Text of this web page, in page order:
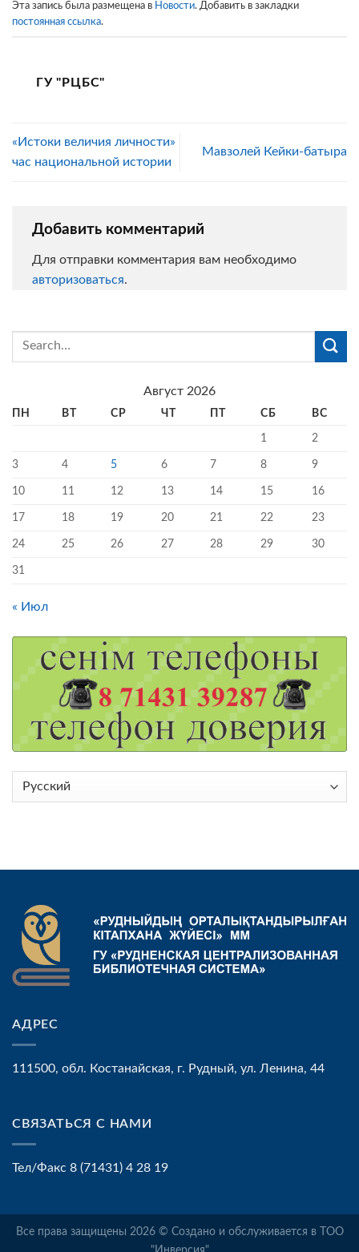
Эта запись была размещена в Новости. Добавить в закладки
постоянная ссылка.
ГУ "РЦБС"
«Истоки величия личности»
час национальной истории
Мавзолей Кейки-батыра
Добавить комментарий
Для отправки комментария вам необходимо
авторизоваться.
Август 2026
ПН ВТ СР ЧТ ПТ СБ ВС
1 2
3 4 5 6 7 8 9
10 11 12 13 14 15 16
17 18 19 20 21 22 23
24 25 26 27 28 29 30
31
« Июл
Выбрать
АДРЕС
111500, обл. Костанайская, г. Рудный, ул. Ленина, 44
СВЯЗАТЬСЯ С НАМИ
Тел/Факс 8 (71431) 4 28 19
Все права защищены 2026 © Создано и обслуживается в ТОО